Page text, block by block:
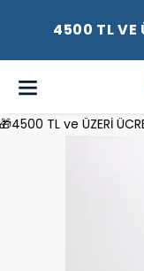
4500 TL VE
TL ve ÜZERİ